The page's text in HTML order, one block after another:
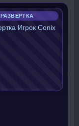
РАЗВЕРТКА